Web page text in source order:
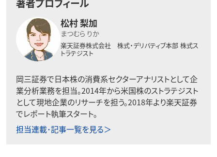
著者プロフィール
松村 梨加
まつむら りか
楽天証券株式会社 株式・デリバティブ本部 株式ス
トラテジスト
岡三証券で日本株の消費系セクターアナリストとして企
業分析業務を担当。2014年から米国株のストラテジスト
として現地企業のリサーチを担う。2018年より楽天証券
でレポート執筆スタート。
担当連載･記事一覧を見る＞